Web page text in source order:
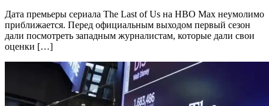
Дата премьеры сериала The Last of Us на HBO Max неумолимо
приближается. Перед официальным выходом первый сезон
дали посмотреть западным журналистам, которые дали свои
оценки […]